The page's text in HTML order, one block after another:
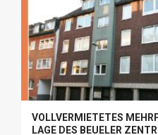
VOLLVERMIETETES
LAGE DES BEUELER